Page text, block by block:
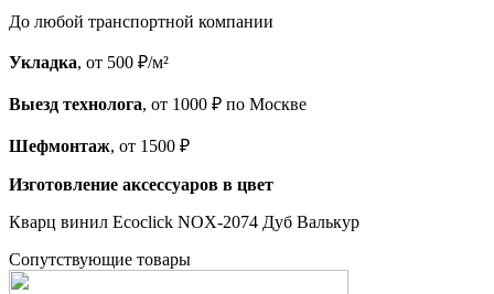
До любой транспортной компании
Укладка, от 500 ₽/м²
Выезд технолога, от 1000 ₽ по Москве
Шефмонтаж, от 1500 ₽
Изготовление аксессуаров в цвет
Кварц винил Ecoclick NOX-2074 Дуб Валькур
Cопутствующие товары